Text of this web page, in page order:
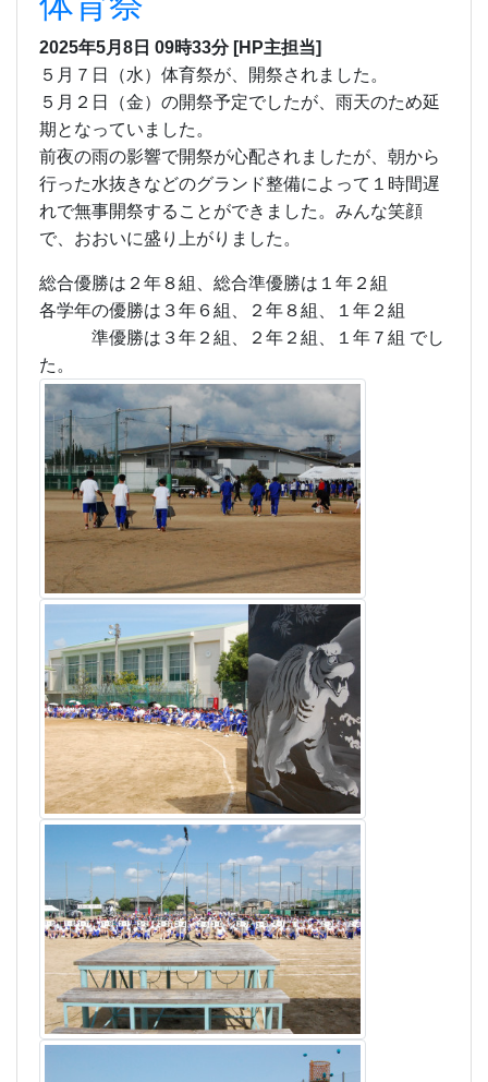
総合優勝は２年８組、総合準優勝は１年２組
各学年の優勝は３年６組、２年８組、１年２組
準優勝は３年２組、２年２組、１年７組
た。